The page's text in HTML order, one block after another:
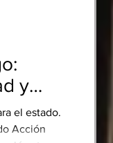
Aguilar
los años
y
el estado.
Acción